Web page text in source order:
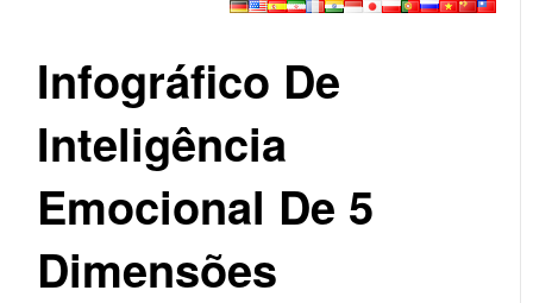
Infográfico De
Inteligência
Emocional De 5
Dimensões